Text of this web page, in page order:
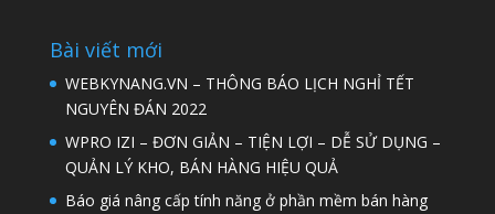
Bài viết mới
WEBKYNANG.VN – THÔNG BÁO LỊCH NGHỈ TẾT
NGUYÊN ĐÁN 2022
WPRO IZI – ĐƠN GIẢN – TIỆN LỢI – DỄ SỬ DỤNG –
QUẢN LÝ KHO, BÁN HÀNG HIỆU QUẢ
Báo giá nâng cấp tính năng ở phần mềm bán hàng